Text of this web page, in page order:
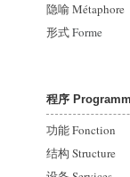
隐喻 Métaphore
形式Forme
程序
功能 Fonction
结构 Structure